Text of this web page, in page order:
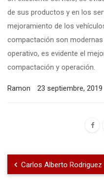
de sus productos y en los
mejoramiento de los
compactación son
operativo, es evidente el
compactación y operación.
Ramon 23 septiembre, 2019
Carlos Alberto Rodriguez